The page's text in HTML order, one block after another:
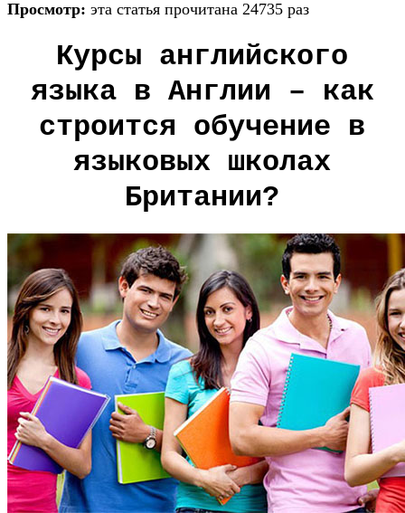
Просмотр: эта статья прочитана 24735 раз
Курсы английского
языка в Англии – как
строится обучение в
языковых школах
Британии?